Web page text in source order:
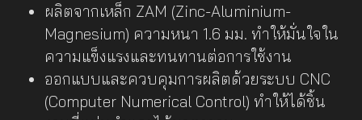
ผลิตจากเหล็ก ZAM (Zinc-Aluminium-
Magnesium) ความหนา 1.6 มม. ทำให้มั่นใจใน
ความแข็งแรงและทนทานต่อการใช้งาน
ออกแบบและควบคุมการผลิตด้วยระบบ CNC
(Computer Numerical Control) ทำให้ได้ชิ้น